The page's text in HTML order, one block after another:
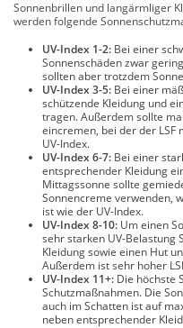
Sonnenbrillen und langärmliger
werden folgende
UV-Index 1-2: Bei einer
Sonnenschäden zwar
sollten aber trotzdem
UV-Index 3-5: Bei einer
schützende Kleidung und
tragen. Außerdem sollte
eincremen, bei der der LSF
UV-Index.
UV-Index 6-7: Bei einer
entsprechender Kleidung
Mittagssonne sollte
Sonnencreme verwenden,
ist wie der UV-Index.
UV-Index 8-10: Um einen
sehr starken UV-Belastung
Kleidung sowie einen Hut
Außerdem ist sehr hoher
UV-Index 11+: Die höchste
Schutzmaßnahmen. Die
auch im Schatten ist auf
neben entsprechender